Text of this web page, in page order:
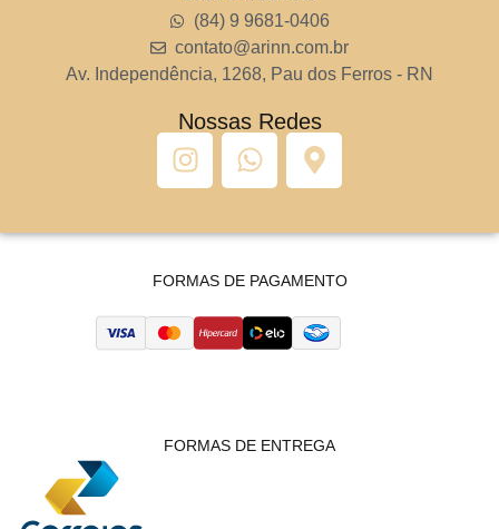
(84) 9 9681-0406
contato@arinn.com.br
Av. Independência, 1268, Pau dos Ferros - RN
Nossas Redes
FORMAS DE PAGAMENTO
FORMAS DE ENTREGA